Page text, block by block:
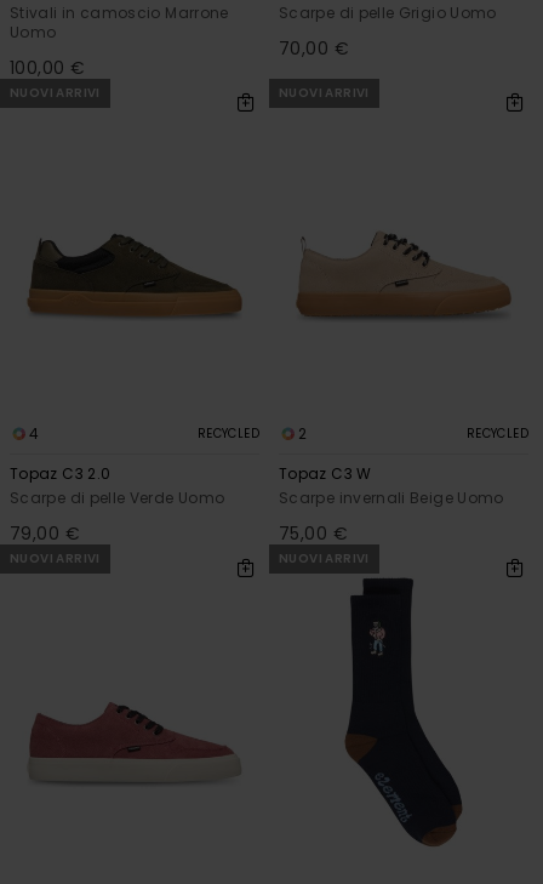
Stivali in camoscio Marrone
Uomo
100,00 €
Scarpe di pelle Grigio Uomo
70,00 €
NUOVI ARRIVI
4 RECYCLED
Topaz C3 2.0
Scarpe di pelle Verde Uomo
79,00 €
NUOVI ARRIVI
2 RECYCLED
Topaz C3 W
Scarpe invernali Beige Uomo
75,00 €
NUOVI ARRIVI NUOVI ARRIVI